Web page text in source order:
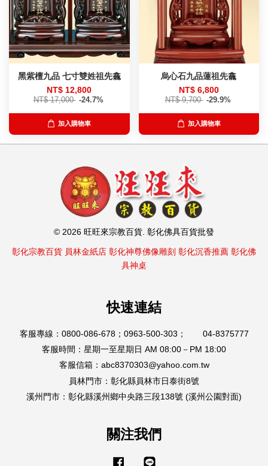
黑紫檀九品 七寸雙姓祖先龕
NT$ 12,800
NT$ 17,000 -24.7%
加入購物車
烏心石九品蓮祖先龕
NT$ 6,800
NT$ 9,700 -29.9%
加入購物車
© 2026 旺旺來宗教百貨. 彰化佛具百貨批發
彰化宗教百貨 員林金紙店 彰化神尊佛像雕刻 彰化沉香推薦 彰化佛
具神桌
快速連結
客服專線：0800-086-678；0963-500-303； 04-8375777
客服時間：星期一至星期日 AM 08:00－PM 18:00
客服信箱：abc8370303@yahoo.com.tw
員林門市：彰化縣員林市日泰街8號
溪州門市：彰化縣溪州鄉中央路三段138號 (溪州公園對面)
關注我們
Facebook